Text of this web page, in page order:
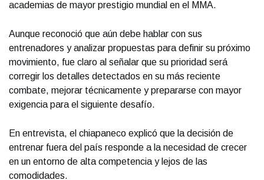
academias de mayor prestigio mundial en el MMA.
Aunque reconoció que aún debe hablar con sus
entrenadores y analizar propuestas para definir su próximo
movimiento, fue claro al señalar que su prioridad será
corregir los detalles detectados en su más reciente
combate, mejorar técnicamente y prepararse con mayor
exigencia para el siguiente desafío.
En entrevista, el chiapaneco explicó que la decisión de
entrenar fuera del país responde a la necesidad de crecer
en un entorno de alta competencia y lejos de las
comodidades.